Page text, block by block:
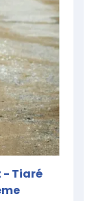
- Tiaré